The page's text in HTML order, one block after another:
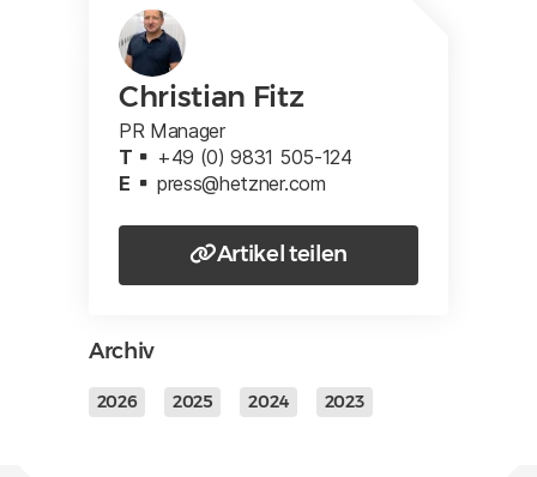
Christian Fitz
PR Manager
T
+49 (0) 9831 505-124
E
press@hetzner.com
Artikel teilen
Archiv
2026 2025 2024 2023